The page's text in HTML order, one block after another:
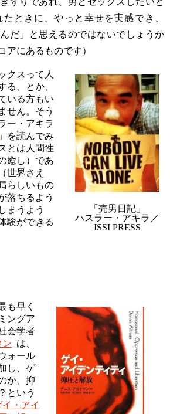
ときに、やっと幸せを実感でき、
だ」と思えるのではないでしょうか
アにあるものです）
「売男日記」
ハスラー・アキラ／
ISSI PRESS
クスって人
る、とか、
いる方もい
せん。そう
ー・アキラ
」を読んでみ
とは人間性
癒し）であ
世界さえ
らしいもの
落ちるよう
まうよう
験ができる
も早く
ングア
会学者
ン は、
ォール
し、ゲ
か、抑
という
イ・アイ